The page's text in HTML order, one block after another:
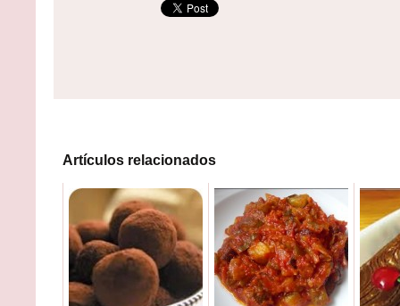
Artículos relacionados